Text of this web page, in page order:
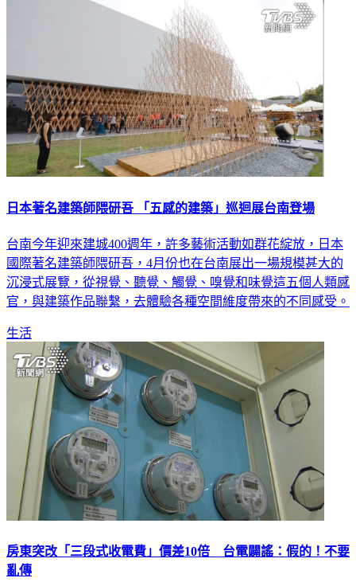
日本著名建築師隈研吾 「五感的建築」巡迴展台南登場
台南今年迎來建城400週年，許多藝術活動如群花綻放，日本
國際著名建築師隈研吾，4月份也在台南展出一場規模甚大的
沉浸式展覽，從視覺、聽覺、觸覺、嗅覺和味覺這五個人類感
官，與建築作品聯繫，去體驗各種空間維度帶來的不同感受。
生活
房東突改「三段式收電費」價差10倍 台電闢謠：假的！不要
亂傳